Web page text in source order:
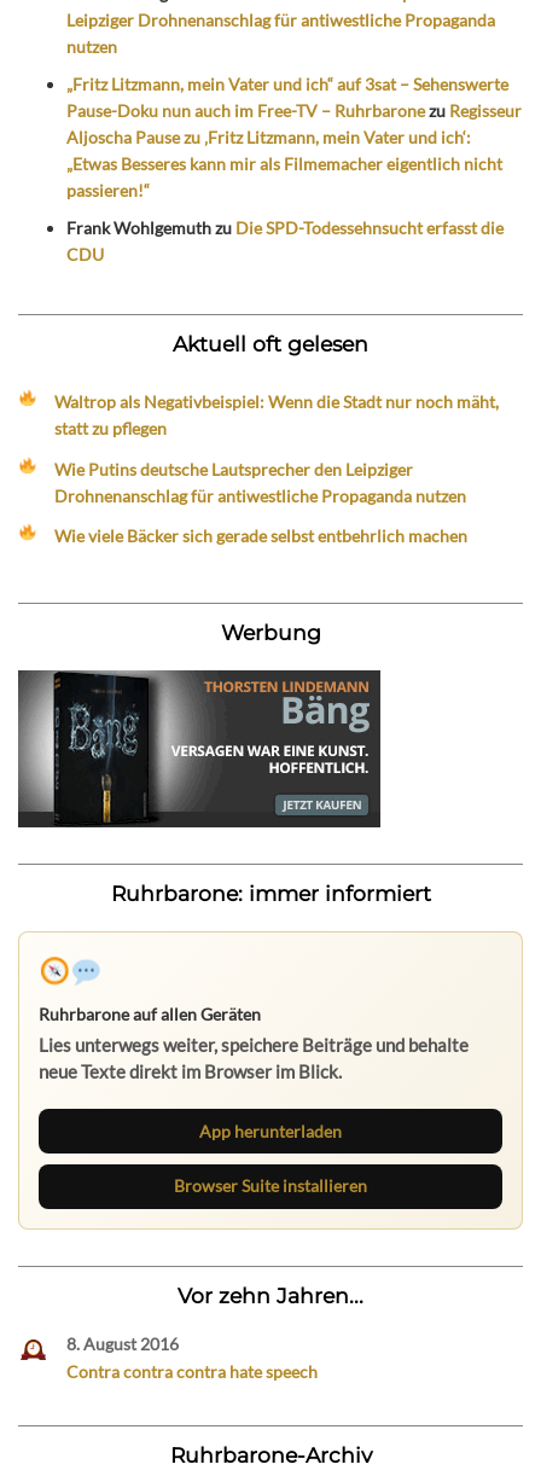
Leipziger Drohnenanschlag für antiwestliche Propaganda
nutzen
„Fritz Litzmann, mein Vater und ich“ auf 3sat – Sehenswerte
Pause-Doku nun auch im Free-TV – Ruhrbaronezu Regisseur
Aljoscha Pause zu ‚Fritz Litzmann, mein Vater und ich‘:
„Etwas Besseres kann mir als Filmemacher eigentlich nicht
passieren!“
Frank Wohlgemuthzu Die SPD-Todessehnsucht erfasst die
CDU
Aktuell oft gelesen
Waltrop als Negativbeispiel: Wenn die Stadt nur noch mäht,
statt zu pflegen
Wie Putins deutsche Lautsprecher den Leipziger
Drohnenanschlag für antiwestliche Propaganda nutzen
Wie viele Bäcker sich gerade selbst entbehrlich machen
Werbung
Ruhrbarone: immer informiert
Ruhrbarone auf allen Geräten
Lies unterwegs weiter, speichere Beiträge und behalte
neue Texte direkt im Browser im Blick.
App herunterladen
Browser Suite installieren
Vor zehn Jahren...
8. August 2016
Contra contra contra hate speech
Ruhrbarone-Archiv